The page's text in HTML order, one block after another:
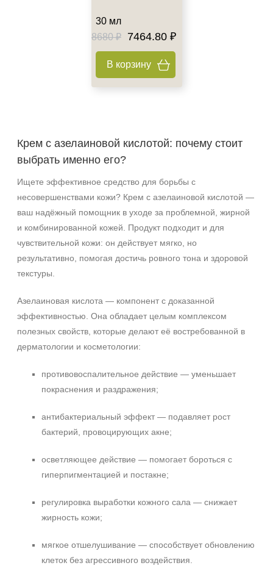
30 мл
8680 ₽
7464.80 ₽
В корзину
Крем с азелаиновой кислотой: почему стоит
выбрать именно его?
Ищете эффективное средство для борьбы с
несовершенствами кожи? Крем с азелаиновой кислотой —
ваш надёжный помощник в уходе за проблемной, жирной
и комбинированной кожей. Продукт подходит и для
чувствительной кожи: он действует мягко, но
результативно, помогая достичь ровного тона и здоровой
текстуры.
Азелаиновая кислота — компонент с доказанной
эффективностью. Она обладает целым комплексом
полезных свойств, которые делают её востребованной в
дерматологии и косметологии:
противовоспалительное действие — уменьшает
покраснения и раздражения;
антибактериальный эффект — подавляет рост
бактерий, провоцирующих акне;
осветляющее действие — помогает бороться с
гиперпигментацией и постакне;
регулировка выработки кожного сала — снижает
жирность кожи;
мягкое отшелушивание — способствует обновлению
клеток без агрессивного воздействия.